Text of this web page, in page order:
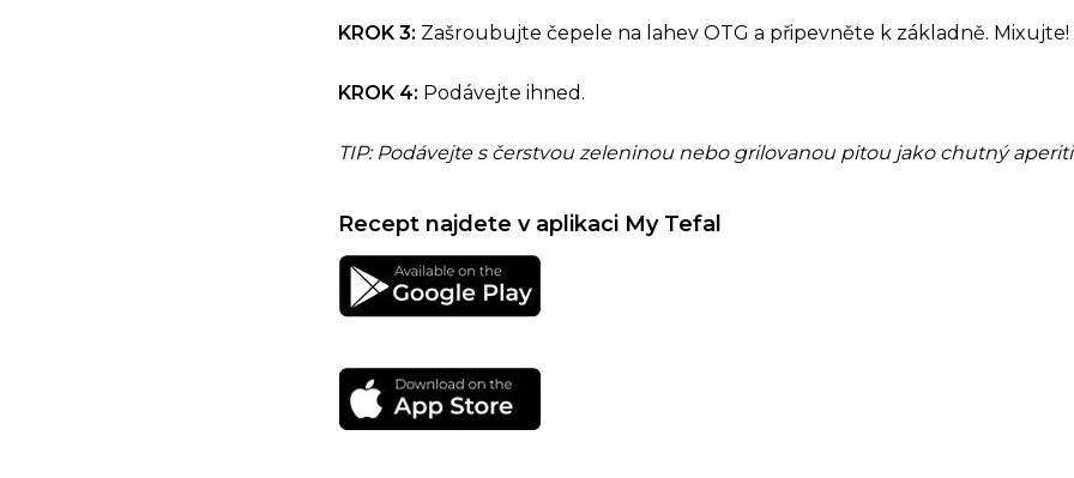
KROK 3: Zašroubujte čepele na lahev OTG a připevněte k základně. Mixujte!
KROK 4: Podávejte ihned.
TIP: Podávejte s čerstvou zeleninou nebo grilovanou pitou jako chutný
Recept najdete v aplikaci My Tefal